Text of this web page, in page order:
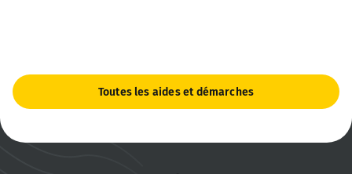
Toutes les aides et démarches